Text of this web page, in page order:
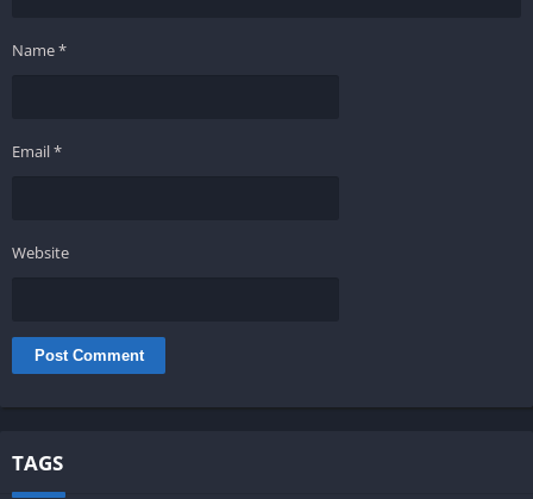
Name*
Email*
Website
TAGS